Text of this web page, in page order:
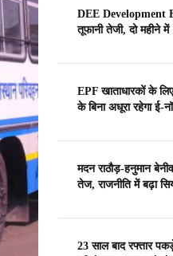
DEE Development
तूफानी तेजी, दो महीने में
EPF खाताधारकों के
के बिना अधूरा रहेगा ई-
मदन राठौड़-हनुमान
तेज, राजनीति में बढ़ा
23 साल बाद रफ्तार